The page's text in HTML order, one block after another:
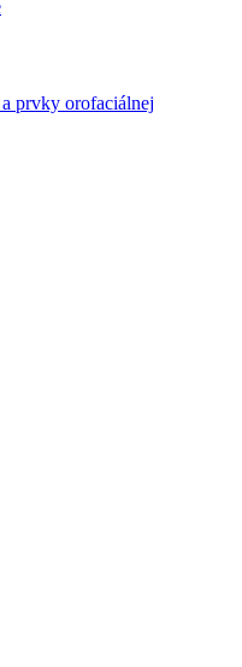
prvky orofaciálnej